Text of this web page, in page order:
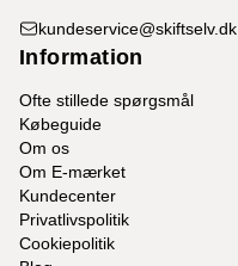
kundeservice@skiftselv.dk
Information
Ofte stillede spørgsmål
Købeguide
Om os
Om E-mærket
Kundecenter
Privatlivspolitik
Cookiepolitik